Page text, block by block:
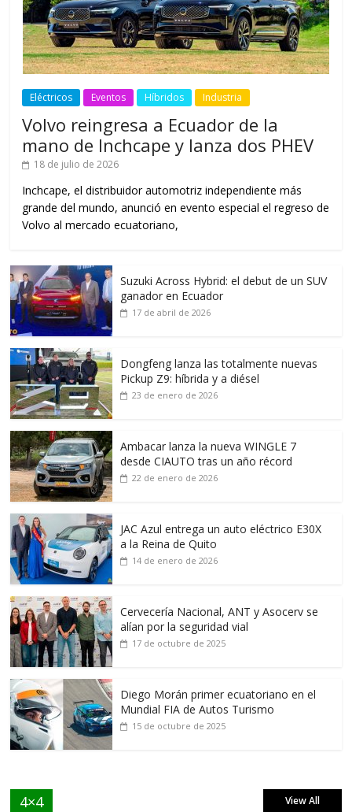
Eléctricos Eventos Híbridos Industria
Volvo reingresa a Ecuador de la
mano de Inchcape y lanza dos PHEV
18 de julio de 2026
Inchcape, el distribuidor automotriz independiente más
grande del mundo, anunció en evento especial el regreso de
Volvo al mercado ecuatoriano,
Suzuki Across Hybrid: el debut de un SUV
ganador en Ecuador
17 de abril de 2026
Dongfeng lanza las totalmente nuevas
Pickup Z9: híbrida y a diésel
23 de enero de 2026
Ambacar lanza la nueva WINGLE 7
desde CIAUTO tras un año récord
22 de enero de 2026
JAC Azul entrega un auto eléctrico E30X
a la Reina de Quito
14 de enero de 2026
Cervecería Nacional, ANT y Asocerv se
alían por la seguridad vial
17 de octubre de 2025
Diego Morán primer ecuatoriano en el
Mundial FIA de Autos Turismo
15 de octubre de 2025
4×4 View All